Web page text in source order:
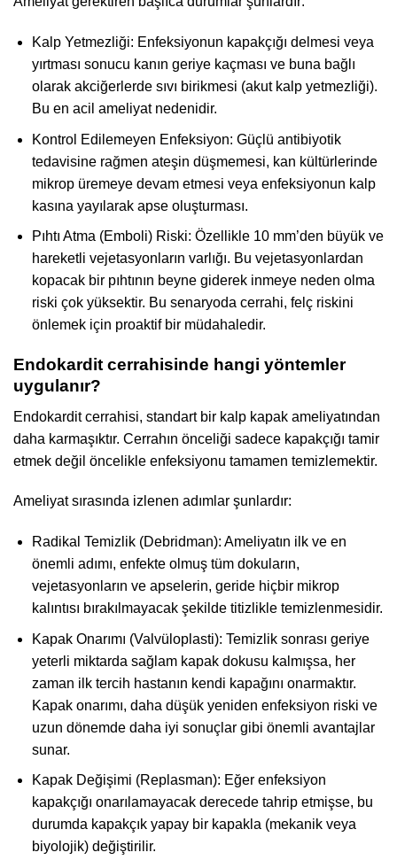
Kalp Yetmezliği: Enfeksiyonun kapakçığı delmesi veya
yırtması sonucu kanın geriye kaçması ve buna bağlı
olarak akciğerlerde sıvı birikmesi (akut kalp yetmezliği).
Bu en acil ameliyat nedenidir.
Kontrol Edilemeyen Enfeksiyon: Güçlü antibiyotik
tedavisine rağmen ateşin düşmemesi, kan kültürlerinde
mikrop üremeye devam etmesi veya enfeksiyonun kalp
kasına yayılarak apse oluşturması.
Pıhtı Atma (Emboli) Riski: Özellikle 10 mm’den büyük ve
hareketli vejetasyonların varlığı. Bu vejetasyonlardan
kopacak bir pıhtının beyne giderek inmeye neden olma
riski çok yüksektir. Bu senaryoda cerrahi, felç riskini
önlemek için proaktif bir müdahaledir.
Endokardit cerrahisinde hangi yöntemler
uygulanır?
Endokardit cerrahisi, standart bir kalp kapak ameliyatından
daha karmaşıktır. Cerrahın önceliği sadece kapakçığı tamir
etmek değil öncelikle enfeksiyonu tamamen temizlemektir.
Ameliyat sırasında izlenen adımlar şunlardır:
Radikal Temizlik (Debridman): Ameliyatın ilk ve en
önemli adımı, enfekte olmuş tüm dokuların,
vejetasyonların ve apselerin, geride hiçbir mikrop
kalıntısı bırakılmayacak şekilde titizlikle temizlenmesidir.
Kapak Onarımı (Valvüloplasti): Temizlik sonrası geriye
yeterli miktarda sağlam kapak dokusu kalmışsa, her
zaman ilk tercih hastanın kendi kapağını onarmaktır.
Kapak onarımı, daha düşük yeniden enfeksiyon riski ve
uzun dönemde daha iyi sonuçlar gibi önemli avantajlar
sunar.
Kapak Değişimi (Replasman): Eğer enfeksiyon
kapakçığı onarılamayacak derecede tahrip etmişse, bu
durumda kapakçık yapay bir kapakla (mekanik veya
biyolojik) değiştirilir.